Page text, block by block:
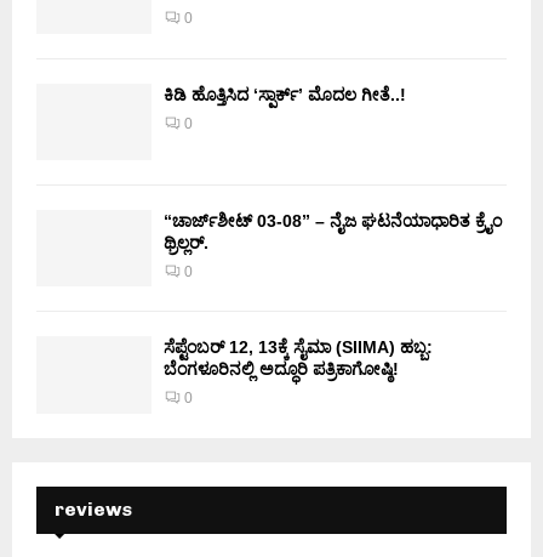
0
ಕಿಡಿ‌‌ ಹೊತ್ತಿಸಿದ ‘ಸ್ಪಾರ್ಕ್’ ಮೊದಲ‌ ಗೀತೆ..!
0
“ಚಾರ್ಜ್‌ಶೀಟ್ 03-08” – ನೈಜ ಘಟನೆಯಾಧಾರಿತ ಕ್ರೈಂ
ಥ್ರಿಲ್ಲರ್.
0
ಸೆಪ್ಟೆಂಬರ್ 12, 13ಕ್ಕೆ ಸೈಮಾ (SIIMA) ಹಬ್ಬ:
ಬೆಂಗಳೂರಿನಲ್ಲಿ ಅದ್ಧೂರಿ ಪತ್ರಿಕಾಗೋಷ್ಠಿ!
0
reviews